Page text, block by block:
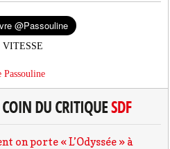
VITESSE
Passouline
on porte « L’Odyssée » à